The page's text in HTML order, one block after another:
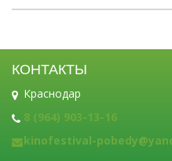
КОНТАКТЫ
Краснодар
8 (964) 903-13-16
kinofestival-